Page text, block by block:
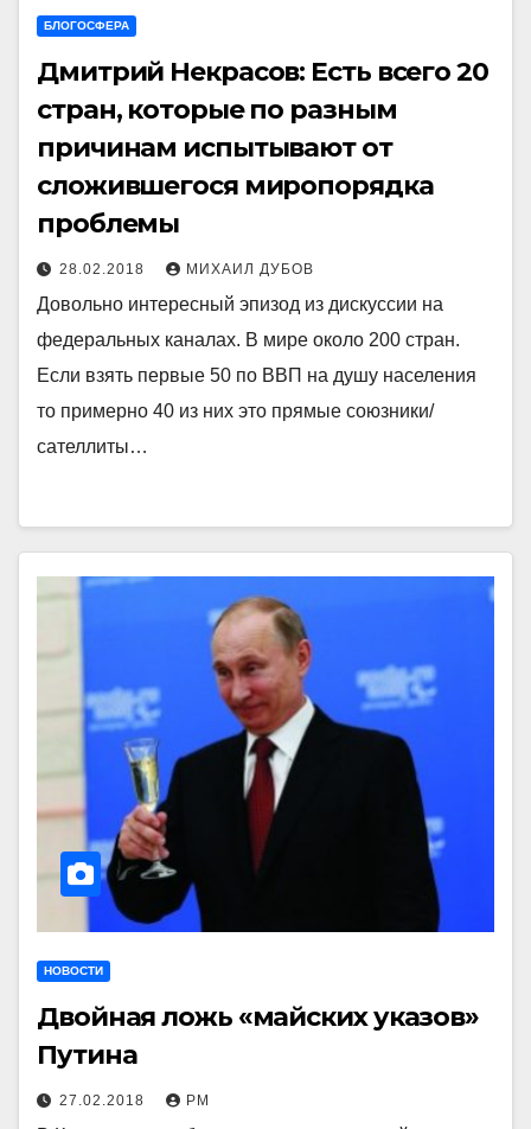
БЛОГОСФЕРА
Дмитрий Некрасов: Есть всего 20
стран, которые по разным
причинам испытывают от
сложившегося миропорядка
проблемы
28.02.2018 МИХАИЛ ДУБОВ
Довольно интересный эпизод из дискуссии на
федеральных каналах. В мире около 200 стран.
Если взять первые 50 по ВВП на душу населения
то примерно 40 из них это прямые союзники/
сателлиты…
НОВОСТИ
Двойная ложь «майских указов»
Путина
27.02.2018 РМ